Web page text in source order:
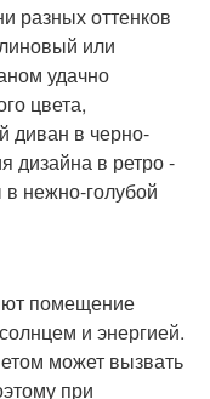
разных оттенков
или
удачно
цвета,
диван в черно-
дизайна в ретро -
в нежно-голубой
помещение
и энергией.
может вызвать
при